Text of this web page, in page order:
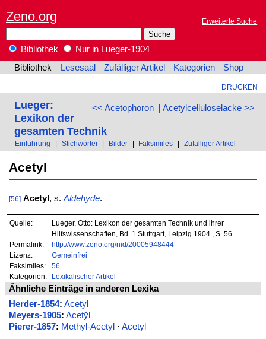
Zeno.org Erweiterte Suche
Bibliothek
Nur in Lueger-1904
Bibliothek
Lesesaal Zufälliger Artikel Kategorien Shop
DRUCKEN
<< Acetophoron| Acetylcelluloselacke >>
Lueger:
Lexikon der
gesamten Technik
Einführung Stichwörter Bilder Faksimiles Zufälliger Artikel
Acetyl
[56] Acetyl , s.Aldehyde.
Quelle:
Lueger, Otto: Lexikon der gesamten Technik und ihrer
Hilfswissenschaften, Bd. 1 Stuttgart, Leipzig 1904., S. 56.
Permalink:
http://www.zeno.org/nid/20005948444
Lizenz:
Gemeinfrei
Faksimiles:
56
Kategorien:
Lexikalischer Artikel
Ähnliche Einträge in anderen Lexika
Herder-1854: Acetyl
Meyers-1905: Acetȳl
Pierer-1857: Methyl-Acetyl · Acetyl